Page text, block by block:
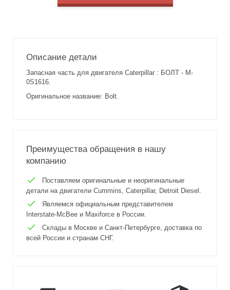
Описание детали
Запасная часть для двигателя Caterpillar : БОЛТ - M-
0S1616.
Оригинальное название: Bolt.
Преимущества обращения в нашу
компанию
Поставляем оригинальные и неоригинальные
детали на двигатели Cummins, Caterpillar, Detroit Diesel.
Являемся официальным представителем
Interstate-McBee и Maxiforce в России.
Склады в Москве и Санкт-Петербурге, доставка по
всей России и странам СНГ.